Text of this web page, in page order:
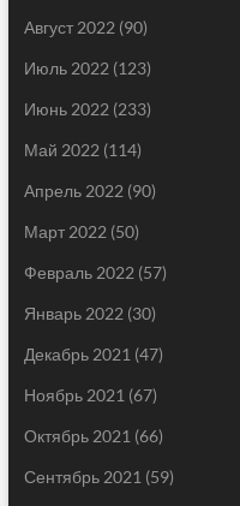
Август 2022 (90)
Июль 2022 (123)
Июнь 2022 (233)
Май 2022 (114)
Апрель 2022 (90)
Март 2022 (50)
Февраль 2022 (57)
Январь 2022 (30)
Декабрь 2021 (47)
Ноябрь 2021 (67)
Октябрь 2021 (66)
Сентябрь 2021 (59)